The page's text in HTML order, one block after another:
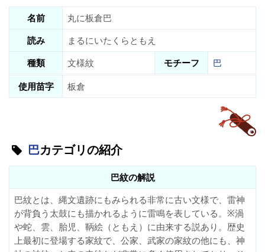
名前
丸に板倉巴
読み
まるにいたくらともえ
種類
文様紋 モチーフ
巴
使用苗字
板倉
巴カテゴリの紹介
巴紋の解説
巴紋とは、縄文遺跡にもみられる非常に古い文様で、雷神
が背負う太鼓にも描かれるように雷鳴を表している。※渦
や蛇、雲、胎児、鞆絵（ともえ）に由来する説あり。歴史
上最初に登場する家紋で、公家、武家の家紋の他にも、神